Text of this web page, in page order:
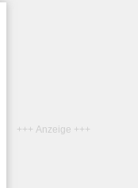
+++ Anzeige +++